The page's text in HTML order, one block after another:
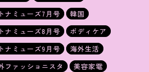
ナミューズ7月号
韓国
ナミューズ8月号
ボディケア
ナミューズ9月号
海外生活
ファッショニスタ
美容家電